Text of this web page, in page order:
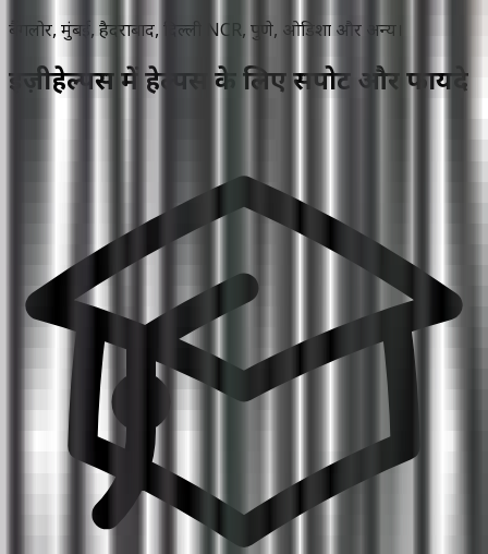
बैंगलोर, मुंबई, हैदराबाद, दिल्ली NCR, पुणे, ओडिशा और अन्य।
ईज़ीहेल्पर्स में हेल्पर्स के लिए सपोर्ट और फायदे